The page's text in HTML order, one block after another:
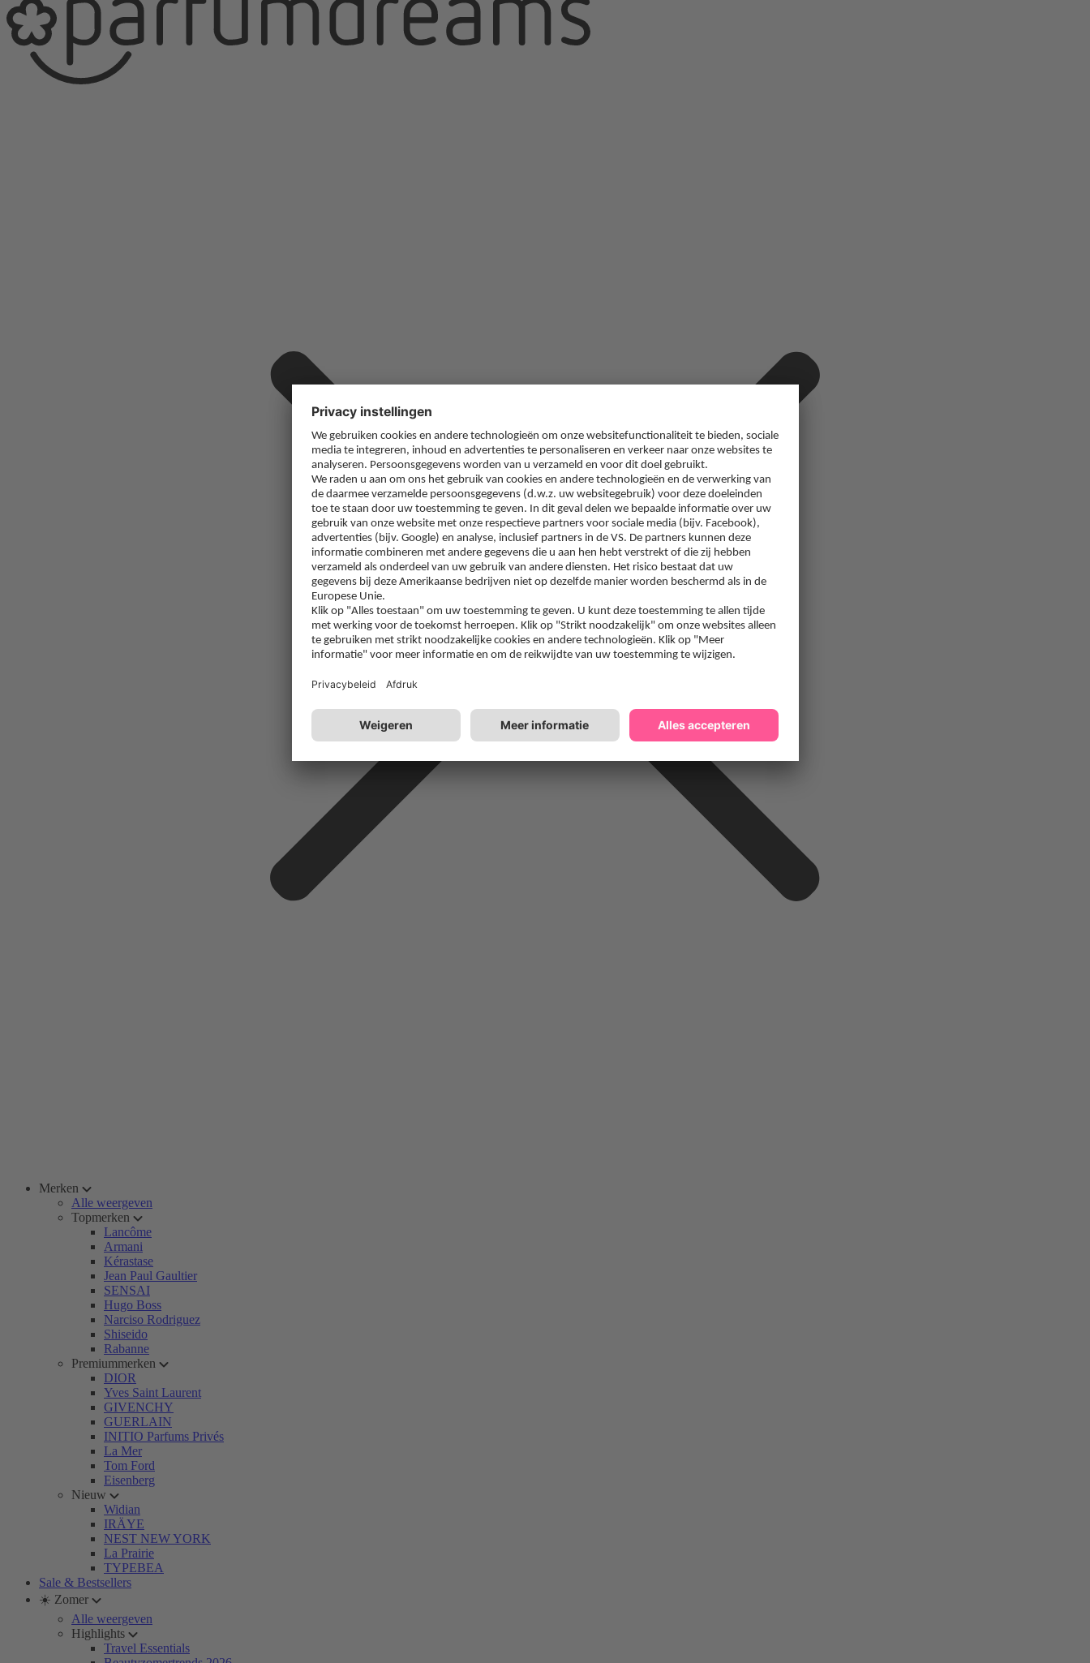
Merken
Alle weergeven
Topmerken
Lancôme
Armani
Kérastase
Jean Paul Gaultier
SENSAI
Hugo Boss
Narciso Rodriguez
Shiseido
Rabanne
Premiummerken
DIOR
Yves Saint Laurent
GIVENCHY
GUERLAIN
INITIO Parfums Privés
La Mer
Tom Ford
Eisenberg
Nieuw
Widian
IRÄYE
NEST NEW YORK
La Prairie
TYPEBEA
Sale & Bestsellers
☀️ Zomer
Alle weergeven
Highlights
Travel Essentials